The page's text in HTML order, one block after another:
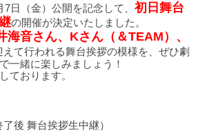
7日（金）公開を記念して、 初日舞台
の開催が決定いたしました。
海音さん、Kさん（＆TEAM）、
えて行われる舞台挨拶の模様を、ぜひ劇
一緒に楽しみましょう！
ております。
後 舞台挨拶生中継）